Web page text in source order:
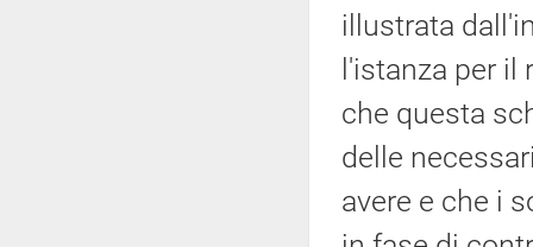
illustrata
l'istanza per
che questa
delle
avere e che i